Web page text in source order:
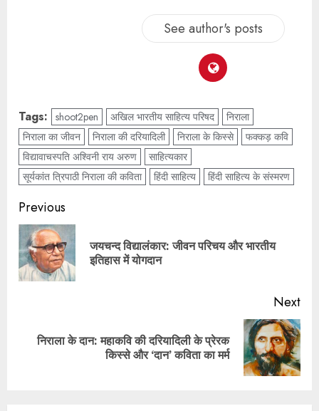
See author's posts
Tags: shoot2pen अखिल भारतीय साहित्य परिषद
निराला
निराला का जीवन
निराला की दरियादिली निराला के किस्से
फक्कड़ कवि
विद्यावाचस्पति अश्विनी राय अरुण
साहित्यकार
सूर्यकांत त्रिपाठी निराला की कविता
हिंदी साहित्य हिंदी साहित्य के संस्मरण
Previous
जयचन्द विद्यालंकार: जीवन परिचय और भारतीय
इतिहास में योगदान
Next
निराला के दान: महाकवि की दरियादिली के प्रेरक
किस्से और ‘दान’ कविता का मर्म